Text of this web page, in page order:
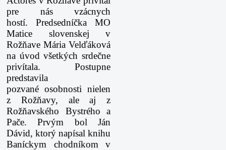
pre nás vzácnych
hostí. Predsedníčka MO
Matice slovenskej v
Rožňave Mária Velďáková
na úvod všetkých srdečne
privítala. Postupne
predstavila
pozvané osobnosti nielen
z Rožňavy, ale aj z
Rožňavského Bystrého a
Pače. Prvým bol Ján
Dávid, ktorý napísal knihu
Baníckym chodníkom v